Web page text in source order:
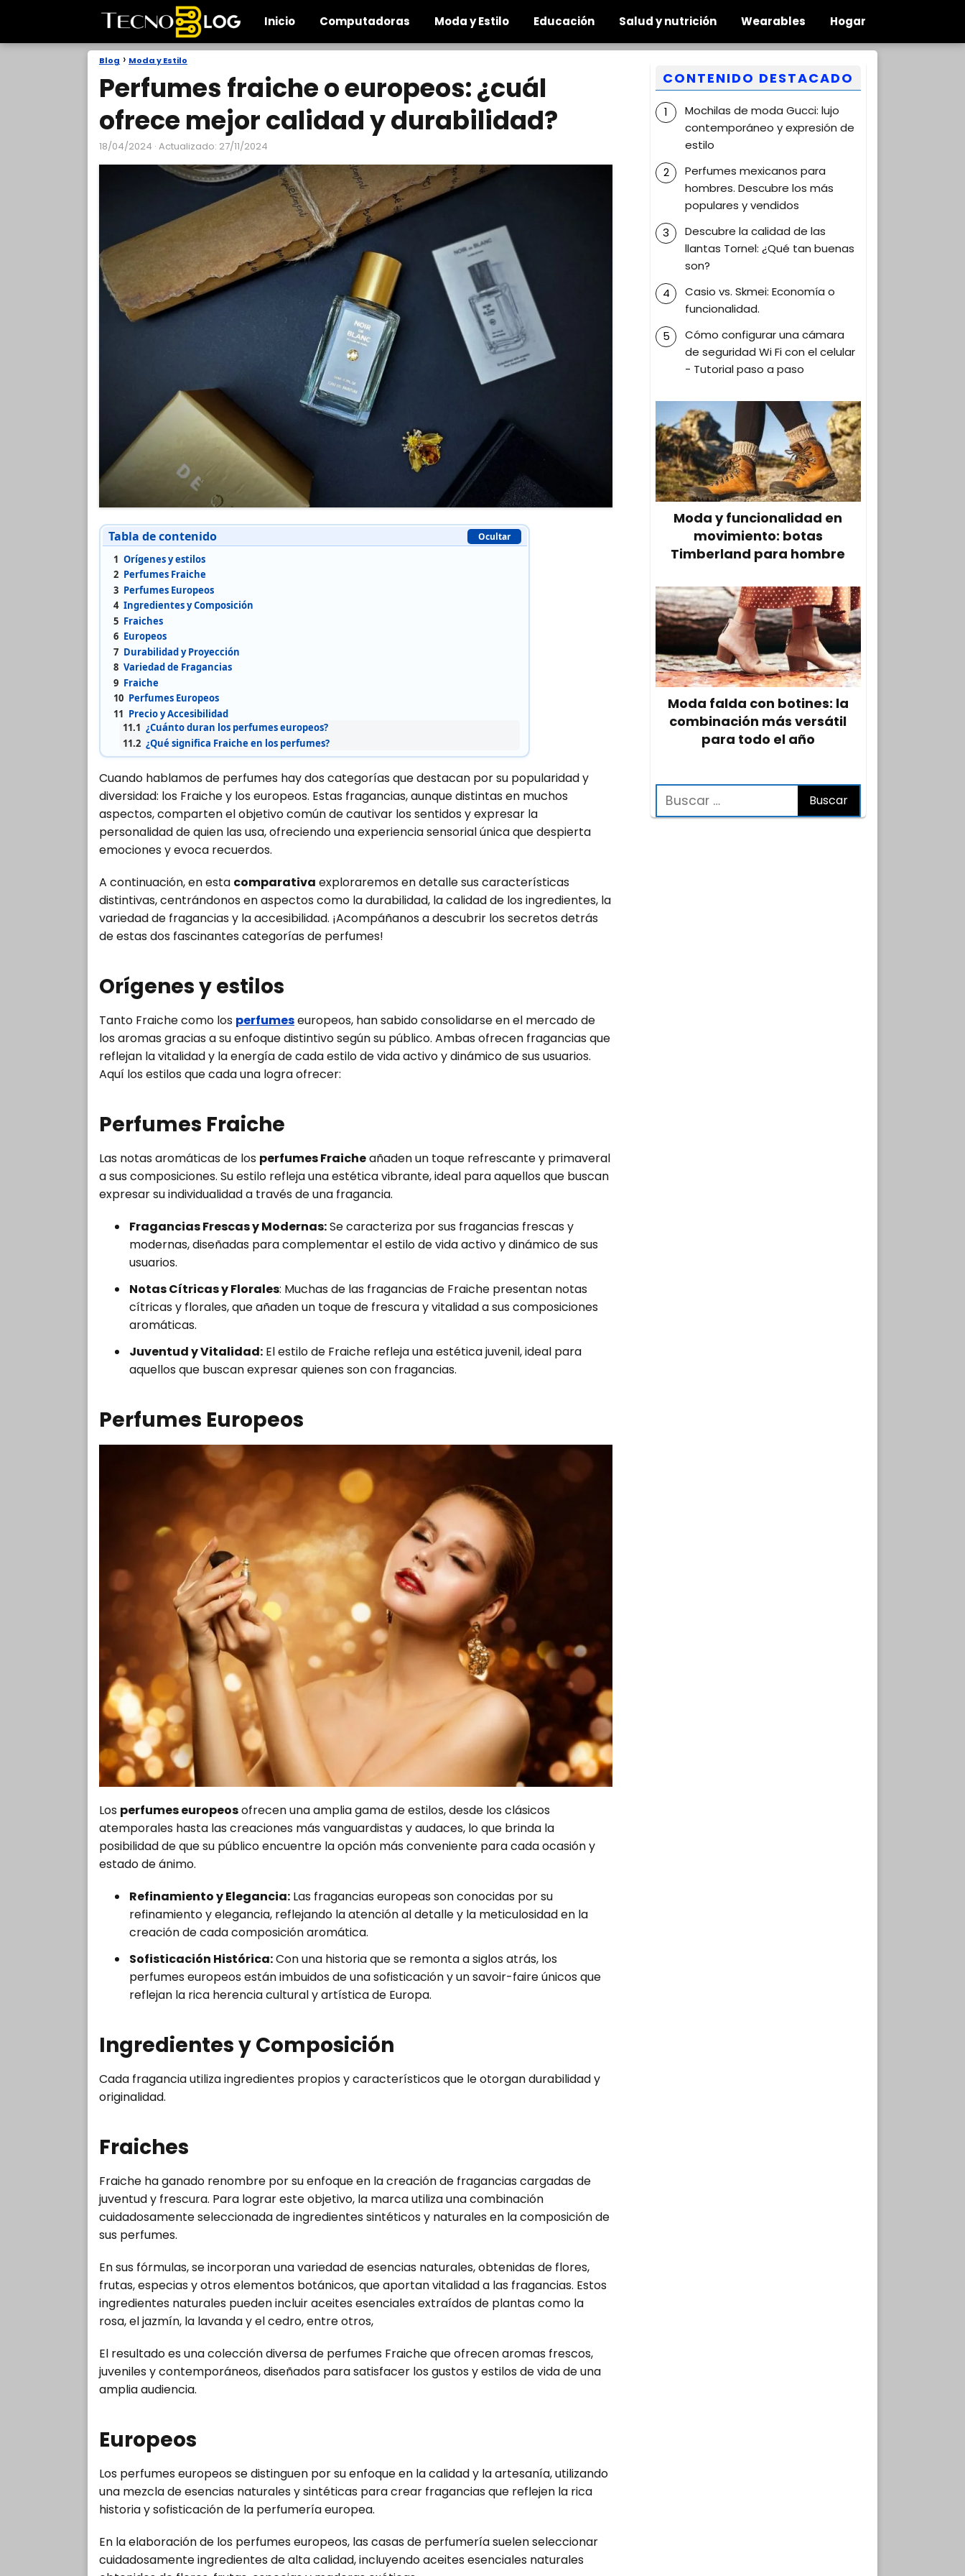
Inicio Computadoras Moda y Estilo Educación Salud y nutrición Wearables Hogar
Blog Moda y Estilo
Perfumes fraiche o europeos: ¿cuál
ofrece mejor calidad y durabilidad?
18/04/2024 · Actualizado: 27/11/2024
Tabla de contenido Ocultar
1 Orígenes y estilos
2 Perfumes Fraiche
3 Perfumes Europeos
4 Ingredientes y Composición
5 Fraiches
6 Europeos
7 Durabilidad y Proyección
8 Variedad de Fragancias
9 Fraiche
10 Perfumes Europeos
11 Precio y Accesibilidad
11.1 ¿Cuánto duran los perfumes europeos?
11.2 ¿Qué significa Fraiche en los perfumes?
Cuando hablamos de perfumes hay dos categorías que destacan por su popularidad y
diversidad: los Fraiche y los europeos. Estas fragancias, aunque distintas en muchos
aspectos, comparten el objetivo común de cautivar los sentidos y expresar la
personalidad de quien las usa, ofreciendo una experiencia sensorial única que despierta
emociones y evoca recuerdos.
A continuación, en esta comparativa exploraremos en detalle sus características
distintivas, centrándonos en aspectos como la durabilidad, la calidad de los ingredientes, la
variedad de fragancias y la accesibilidad. ¡Acompáñanos a descubrir los secretos detrás
de estas dos fascinantes categorías de perfumes!
Orígenes y estilos
Tanto Fraiche como los perfumeseuropeos, han sabido consolidarse en el mercado de
los aromas gracias a su enfoque distintivo según su público. Ambas ofrecen fragancias que
reflejan la vitalidad y la energía de cada estilo de vida activo y dinámico de sus usuarios.
Aquí los estilos que cada una logra ofrecer:
Perfumes Fraiche
Las notas aromáticas de los perfumes Fraicheañaden un toque refrescante y primaveral
a sus composiciones. Su estilo refleja una estética vibrante, ideal para aquellos que buscan
expresar su individualidad a través de una fragancia.
Fragancias Frescas y Modernas:Se caracteriza por sus fragancias frescas y
modernas, diseñadas para complementar el estilo de vida activo y dinámico de sus
usuarios.
Notas Cítricas y Florales: Muchas de las fragancias de Fraiche presentan notas
cítricas y florales, que añaden un toque de frescura y vitalidad a sus composiciones
aromáticas.
Juventud y Vitalidad: El estilo de Fraiche refleja una estética juvenil, ideal para
aquellos que buscan expresar quienes son con fragancias.
Perfumes Europeos
Los perfumes europeosofrecen una amplia gama de estilos, desde los clásicos
atemporales hasta las creaciones más vanguardistas y audaces, lo que brinda la
posibilidad de que su público encuentre la opción más conveniente para cada ocasión y
estado de ánimo.
Refinamiento y Elegancia: Las fragancias europeas son conocidas por su
refinamiento y elegancia, reflejando la atención al detalle y la meticulosidad en la
creación de cada composición aromática.
Sofisticación Histórica:Con una historia que se remonta a siglos atrás, los
perfumes europeos están imbuidos de una sofisticación y un savoir-faire únicos que
reflejan la rica herencia cultural y artística de Europa.
Ingredientes y Composición
Cada fragancia utiliza ingredientes propios y característicos que le otorgan durabilidad y
originalidad.
Fraiches
Fraiche ha ganado renombre por su enfoque en la creación de fragancias cargadas de
juventud y frescura. Para lograr este objetivo, la marca utiliza una combinación
cuidadosamente seleccionada de ingredientes sintéticos y naturales en la composición de
sus perfumes.
En sus fórmulas, se incorporan una variedad de esencias naturales, obtenidas de flores,
frutas, especias y otros elementos botánicos, que aportan vitalidad a las fragancias. Estos
ingredientes naturales pueden incluir aceites esenciales extraídos de plantas como la
rosa, el jazmín, la lavanda y el cedro, entre otros,
El resultado es una colección diversa de perfumes Fraiche que ofrecen aromas frescos,
juveniles y contemporáneos, diseñados para satisfacer los gustos y estilos de vida de una
amplia audiencia.
Europeos
Los perfumes europeos se distinguen por su enfoque en la calidad y la artesanía, utilizando
una mezcla de esencias naturales y sintéticas para crear fragancias que reflejen la rica
historia y sofisticación de la perfumería europea.
En la elaboración de los perfumes europeos, las casas de perfumería suelen seleccionar
cuidadosamente ingredientes de alta calidad, incluyendo aceites esenciales naturales
CONTENIDO DESTACADO
Mochilas de moda Gucci: lujo
contemporáneo y expresión de
estilo
Perfumes mexicanos para
hombres. Descubre los más
populares y vendidos
Descubre la calidad de las
llantas Tornel: ¿Qué tan buenas
son?
Casio vs. Skmei: Economía o
funcionalidad.
Cómo configurar una cámara
de seguridad Wi Fi con el celular
- Tutorial paso a paso
Moda y funcionalidad en
movimiento: botas
Timberland para hombre
Moda falda con botines: la
combinación más versátil
para todo el año